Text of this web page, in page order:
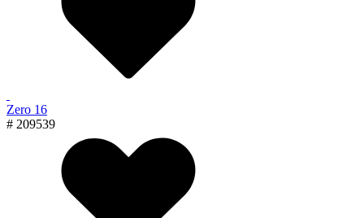
Zero 16
# 209539